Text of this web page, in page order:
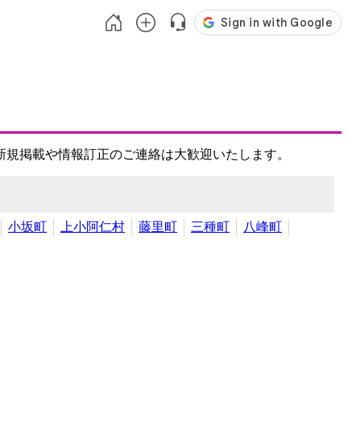
掲載や情報訂正のご連絡は大歓迎いたします。
小坂町 上小阿仁村 藤里町 三種町
八峰町